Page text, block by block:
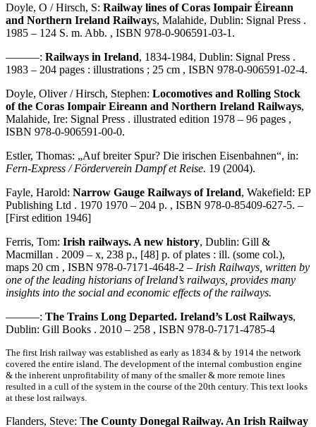
Doyle, O / Hirsch, S: Railway lines of Coras Iompair Éireann
and Northern Ireland Railways, Malahide, Dublin: Signal Press .
1985 – 124 S. m. Abb. , ISBN 978-0-906591-03-1.
———: Railways in Ireland, 1834-1984, Dublin: Signal Press .
1983 – 204 pages : illustrations ; 25 cm , ISBN 978-0-906591-02-4.
Doyle, Oliver / Hirsch, Stephen: Locomotives and Rolling Stock
of the Coras Iompair Eireann and Northern Ireland Railways,
Malahide, Ire: Signal Press . illustrated edition 1978 – 96 pages ,
ISBN 978-0-906591-00-0.
Estler, Thomas: „Auf breiter Spur? Die irischen Eisenbahnen“, in:
Fern-Express / Förderverein Dampf et Reise. 19 (2004).
Fayle, Harold: Narrow Gauge Railways of Ireland, Wakefield: EP
Publishing Ltd . 1970 1970 – 204 p. , ISBN 978-0-85409-627-5. –
[First edition 1946]
Ferris, Tom: Irish railways. A new history, Dublin: Gill &
Macmillan . 2009 – x, 238 p., [48] p. of plates : ill. (some col.),
maps 20 cm , ISBN 978-0-7171-4648-2 – Irish Railways, written by
one of the leading historians of Ireland’s railways, provides many
insights into the social and economic effects of the railways.
———: The Trains Long Departed. Ireland’s Lost Railways,
Dublin: Gill Books . 2010 – 258 , ISBN 978-0-7171-4785-4
The first Irish railway was established as early as 1834 & by 1914 the network
covered the entire island. The development of the internal combustion engine
& the inherent unprofitability of many of the smaller & more remote lines
resulted in a cull of the system in the course of the 20th century. This text looks
at these lost railways.
Flanders, Steve: The County Donegal Railway. An Irish Railway